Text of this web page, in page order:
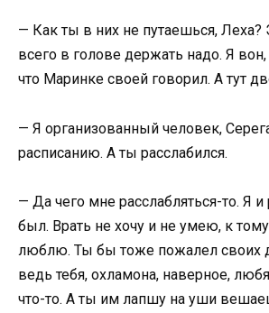
— Как ты в них не путаешься, Леха?
всего в голове держать надо. Я
что Маринке своей говорил. А тут
— Я организованный человек,
расписанию. А ты расслабился.
— Да чего мне расслабляться-то. Я
был. Врать не хочу и не умею, к
люблю. Ты бы тоже пожалел своих
ведь тебя, охламона, наверное,
что-то. А ты им лапшу на уши